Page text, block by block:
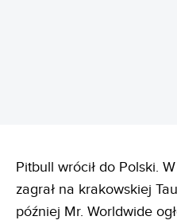
Pitbull wrócił do Polski.
zagrał na krakowskiej
później Mr. Worldwide